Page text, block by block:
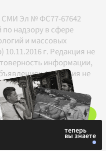
СМИ Эл № ФС77-67642
надзору в сфере
и массовых
г. Редакция не
информации,
Редакция не
в соответствии с